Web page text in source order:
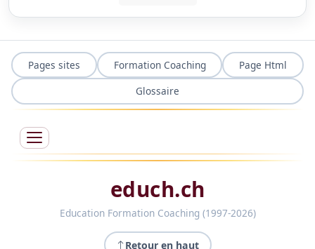
Pages sites Formation Coaching
Page Html
Glossaire
educh.ch
Education Formation Coaching (1997-2026)
Retour en haut